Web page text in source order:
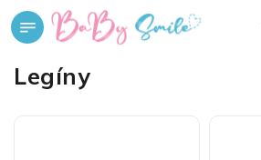
Přejít
na
Legíny